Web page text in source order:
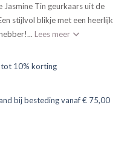
Tin geurkaars uit de
stijlvol blikje met een heerlijk
Lees meer
tot 10% korting
bij besteding vanaf € 75,00